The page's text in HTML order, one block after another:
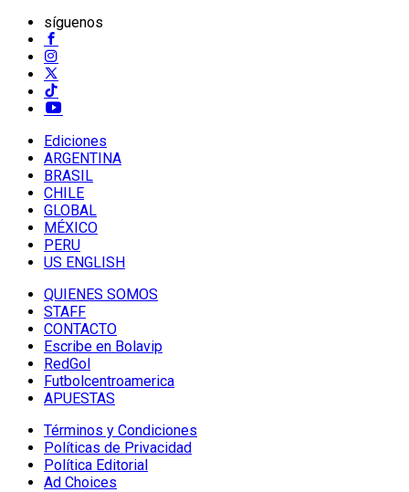
síguenos
Ediciones
ARGENTINA
BRASIL
CHILE
GLOBAL
MÉXICO
PERU
US ENGLISH
QUIENES SOMOS
STAFF
CONTACTO
Escribe en Bolavip
RedGol
Futbolcentroamerica
APUESTAS
Términos y Condiciones
Políticas de Privacidad
Política Editorial
Ad Choices